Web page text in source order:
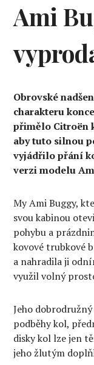
Ami
Obrovské
charakteru
přimělo Citroën
aby tuto silnou
vyjádřilo přání
verzi modelu
My Ami Buggy,
svou kabinou
pohybu a
kovové trubkové
a nahradila ji
využil volný
Jeho
podběhy kol,
disky kol lze jen
jeho žlutým